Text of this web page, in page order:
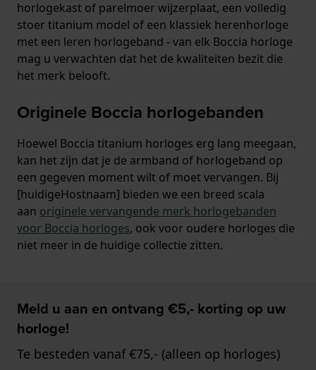
horlogekast of parelmoer wijzerplaat, een volledig
stoer titanium model of een klassiek herenhorloge
met een leren horlogeband - van elk Boccia horloge
mag u verwachten dat het de kwaliteiten bezit die
het merk belooft.
Originele Boccia horlogebanden
Hoewel Boccia titanium horloges erg lang meegaan,
kan het zijn dat je de armband of horlogeband op
een gegeven moment wilt of moet vervangen. Bij
[huidigeHostnaam] bieden we een breed scala
aan originele vervangende merk horlogebanden
voor Boccia horloges, ook voor oudere horloges die
niet meer in de huidige collectie zitten.
Meld u aan en ontvang €5,- korting op uw
horloge!
Te besteden vanaf €75,- (alleen op horloges)